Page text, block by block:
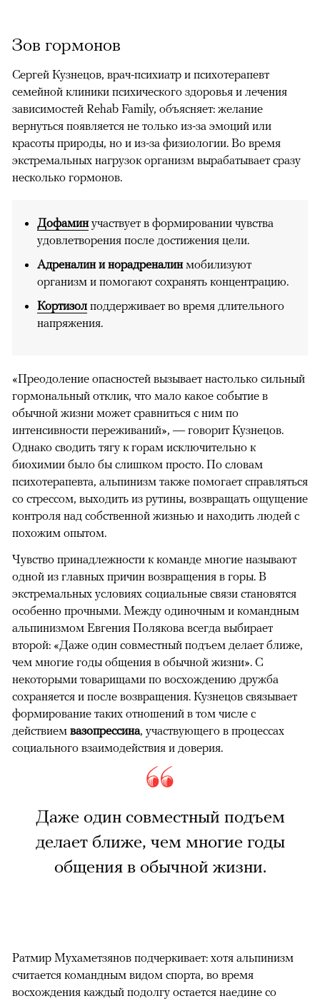
Зов гормонов
Сергей Кузнецов, врач-психиатр и психотерапевт
семейной клиники психического здоровья и лечения
зависимостей Rehab Family, объясняет: желание
вернуться появляется не только из-за эмоций или
красоты природы, но и из-за физиологии. Во время
экстремальных нагрузок организм вырабатывает сразу
несколько гормонов.
Дофаминучаствует в формировании чувства
удовлетворения после достижения цели.
Адреналин и норадреналинмобилизуют
организм и помогают сохранять концентрацию.
Кортизол поддерживает во время длительного
напряжения.
«Преодоление опасностей вызывает настолько сильный
гормональный отклик, что мало какое событие в
обычной жизни может сравниться с ним по
интенсивности переживаний», — говорит Кузнецов.
Однако сводить тягу к горам исключительно к
биохимии было бы слишком просто. По словам
психотерапевта, альпинизм также помогает справляться
со стрессом, выходить из рутины, возвращать ощущение
контроля над собственной жизнью и находить людей с
похожим опытом.
Чувство принадлежности к команде многие называют
одной из главных причин возвращения в горы. В
экстремальных условиях социальные связи становятся
особенно прочными. Между одиночным и командным
альпинизмом Евгения Полякова всегда выбирает
второй: «Даже один совместный подъем делает ближе,
чем многие годы общения в обычной жизни». С
некоторыми товарищами по восхождению дружба
сохраняется и после возвращения. Кузнецов связывает
формирование таких отношений в том числе с
действием вазопрессина, участвующего в процессах
социального взаимодействия и доверия.
Даже один совместный подъем
делает ближе, чем многие годы
общения в обычной жизни.
Ратмир Мухаметзянов подчеркивает: хотя альпинизм
считается командным видом спорта, во время
восхождения каждый подолгу остается наедине со